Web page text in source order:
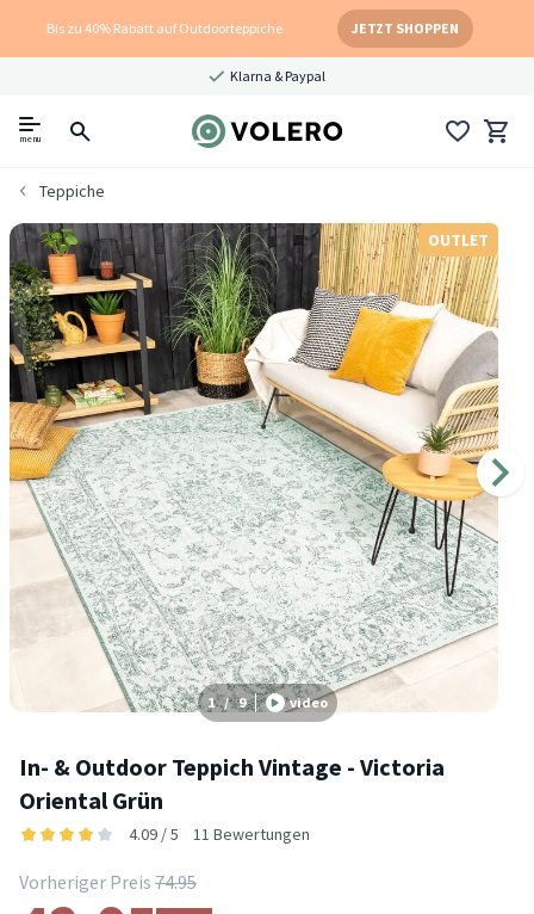
Bis zu 40% Rabatt auf Outdoorteppiche JETZT SHOPPEN
Klarna & Paypal
menu
Teppiche
OUTLET
1 / 9 video
In- & Outdoor Teppich Vintage - Victoria
Oriental Grün
4.09 / 5 11 Bewertungen
Vorheriger Preis 74.95